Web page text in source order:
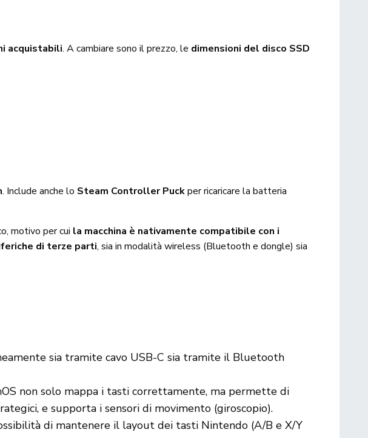
acquistabili. A cambiare sono il prezzo, le dimensioni del disco SSD
. Include anche lo Steam Controller Puckper ricaricare la batteria
motivo per cui la macchina è nativamente compatibile con i
di terze parti, sia in modalità wireless (Bluetooth e dongle) sia
sia tramite cavo USB-C sia tramite il Bluetooth
non solo mappa i tasti correttamente, ma permette di
e supporta i sensori di movimento (giroscopio).
di mantenere il layout dei tasti Nintendo (A/B e X/Y